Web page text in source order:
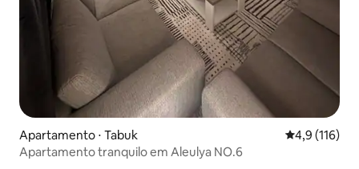
Apartamento ⋅ Tabuk 4,9 de uma
4,9 (116)
Apartamento tranquilo em Aleulya NO.6